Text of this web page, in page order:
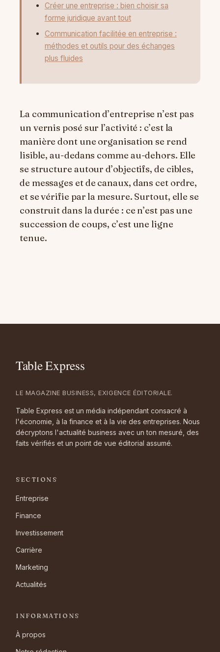
Créer une entreprise : bien choisir sa
forme juridique avant tout
Communication facilitée en entreprise :
méthodes et outils pour des échanges
plus fluides
La communication d’entreprise n’est pas
un vernis posé sur l’activité : c’est la
manière dont une organisation se rend
lisible, au-dedans comme au-dehors. Elle
se structure autour d’objectifs, de cibles,
de messages et de canaux, dans cet ordre,
et se vérifie par la mesure. Surtout, elle se
construit dans la durée : ce n’est pas une
succession de coups, c’est une ligne
tenue.
LE MAGAZINE BUSINESS, EXIGENCE ÉDITORIALE.
Table Express est un média indépendant consacré à
l'économie, à la finance et à la vie des entreprises. Nous
décryptons l'actualité business avec un ton mesuré, des
faits vérifiés et un point de vue éditorial assumé.
SECTIONS
Entreprise
Finance
Investissement
Carrière
Marketing
Actualités
INFORMATIONS
À propos